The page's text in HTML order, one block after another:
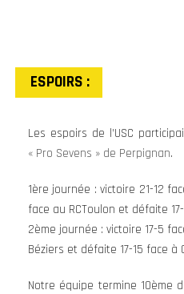
ESPOIRS :
Les espoirs de l’USC
« Pro Sevens » de Perpignan.
1ère journée : victoire 21-12
face au RCToulon et défaite
2ème journée : victoire 17-5
Béziers et défaite 17-15 face à
Notre équipe termine 10ème